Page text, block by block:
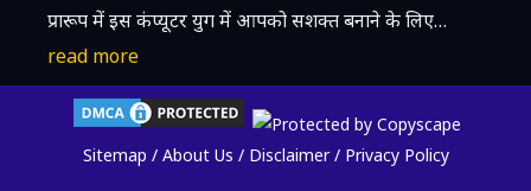
प्रारूप में इस कंप्यूटर युग में आपको सशक्त बनाने के लिए…
read more
Sitemap / About Us / Disclaimer/ Privacy Policy